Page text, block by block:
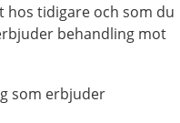
hos tidigare och som du
behandling mot
som erbjuder